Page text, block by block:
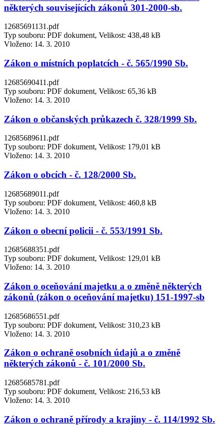
některých souvisejících zákonů 301-2000-sb.
12685691131.pdf
Typ souboru: PDF dokument, Velikost: 438,48 kB
Vloženo: 14. 3. 2010
Zákon o místních poplatcích - č. 565/1990 Sb.
12685690411.pdf
Typ souboru: PDF dokument, Velikost: 65,36 kB
Vloženo: 14. 3. 2010
Zákon o občanských průkazech č. 328/1999 Sb.
12685689611.pdf
Typ souboru: PDF dokument, Velikost: 179,01 kB
Vloženo: 14. 3. 2010
Zákon o obcích - č. 128/2000 Sb.
12685689011.pdf
Typ souboru: PDF dokument, Velikost: 460,8 kB
Vloženo: 14. 3. 2010
Zákon o obecní policii - č. 553/1991 Sb.
12685688351.pdf
Typ souboru: PDF dokument, Velikost: 129,01 kB
Vloženo: 14. 3. 2010
Zákon o oceňování majetku a o změně některých
zákonů (zákon o oceňování majetku) 151-1997-sb
12685686551.pdf
Typ souboru: PDF dokument, Velikost: 310,23 kB
Vloženo: 14. 3. 2010
Zákon o ochraně osobních údajů a o změně
některých zákonů - č. 101/2000 Sb.
12685685781.pdf
Typ souboru: PDF dokument, Velikost: 216,53 kB
Vloženo: 14. 3. 2010
Zákon o ochraně přírody a krajiny - č. 114/1992 Sb.